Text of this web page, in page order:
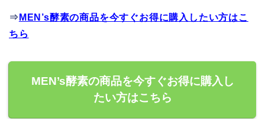
⇒ MEN’s酵素の商品を今すぐお得に購入したい方はこ
ちら
MEN’s酵素の商品を今すぐお得に購入し
たい方はこちら